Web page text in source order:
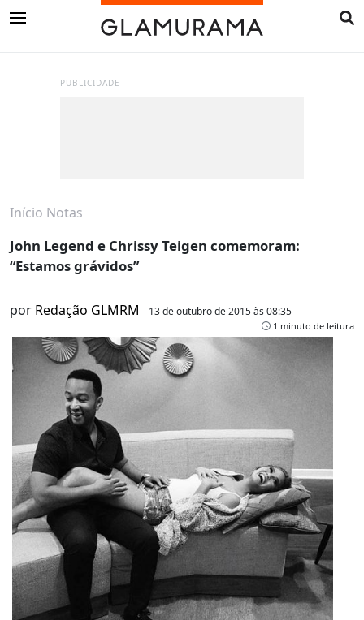
PUBLICIDADE
Início Notas
John Legend e Chrissy Teigen comemoram:
“Estamos grávidos”
por Redação GLMRM 13 de outubro de 2015 às 08:35
1 minuto de leitura